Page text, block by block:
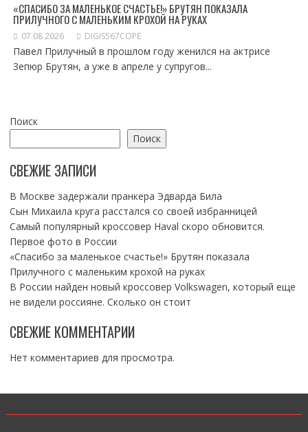
«СПАСИБО ЗА МАЛЕНЬКОЕ СЧАСТЬЕ!» БРУТЯН ПОКАЗАЛА
ПРИЛУЧНОГО С МАЛЕНЬКИМ КРОХОЙ НА РУКАХ
07.08.2026 DIGIS567COPE
Павел Прилучный в прошлом году женился на актрисе
Зепюр Брутян, а уже в апреле у супругов...
Поиск
Поиск
СВЕЖИЕ ЗАПИСИ
В Москве задержали пранкера Эдварда Била
Сын Михаила круга расстался со своей избранницей
Самый популярный кроссовер Haval скоро обновится.
Первое фото в России
«Спасибо за маленькое счастье!» Брутян показала
Прилучного с маленьким крохой на руках
В России найден новый кроссовер Volkswagen, который еще
не видели россияне. Сколько он стоит
СВЕЖИЕ КОММЕНТАРИИ
Нет комментариев для просмотра.